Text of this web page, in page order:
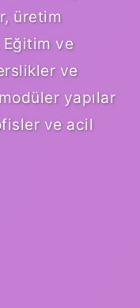
üretim
ve
ve
yapılar
ve acil